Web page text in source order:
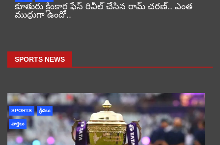
కూతురు క్లింకార ఫేస్ రివీల్ చేసిన రామ్ చరణ్.. ఎంత
ముద్దుగా ఉందో..
SPORTS NEWS
SPORTS క్రీడలు
వార్తలు